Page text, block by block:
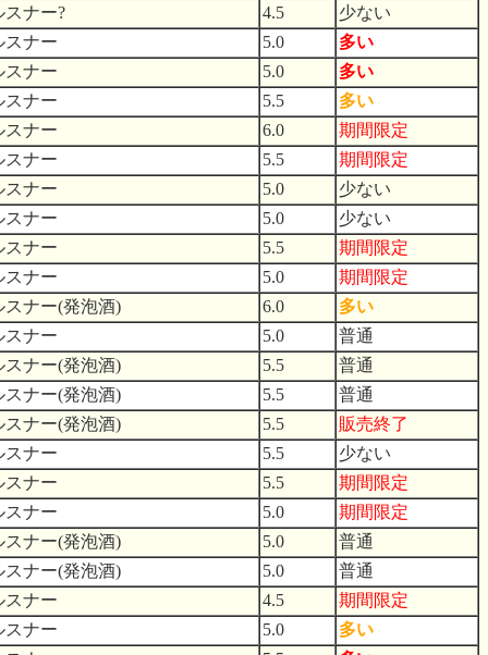
スナー?
4.5
少ない
スナー
5.0
多い
スナー
5.0
多い
スナー
5.5
多い
スナー
6.0
期間限定
スナー
5.5
期間限定
スナー
5.0
少ない
スナー
5.0
少ない
スナー
5.5
期間限定
スナー
5.0
期間限定
スナー(発泡酒)
6.0
多い
スナー
5.0
普通
スナー(発泡酒)
5.5
普通
スナー(発泡酒)
5.5
普通
スナー(発泡酒)
5.5
販売終了
スナー
5.5
少ない
スナー
5.5
期間限定
スナー
5.0
期間限定
スナー(発泡酒)
5.0
普通
スナー(発泡酒)
5.0
普通
スナー
4.5
期間限定
スナー
5.0
多い